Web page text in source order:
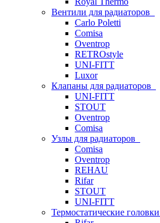
Вентили для радиаторов
Carlo Poletti
Comisa
Oventrop
RETROstyle
UNI-FITT
Luxor
Клапаны для радиаторов
UNI-FITT
STOUT
Oventrop
Comisa
Узлы для радиаторов
Comisa
Oventrop
REHAU
Rifar
STOUT
UNI-FITT
Термостатические головки